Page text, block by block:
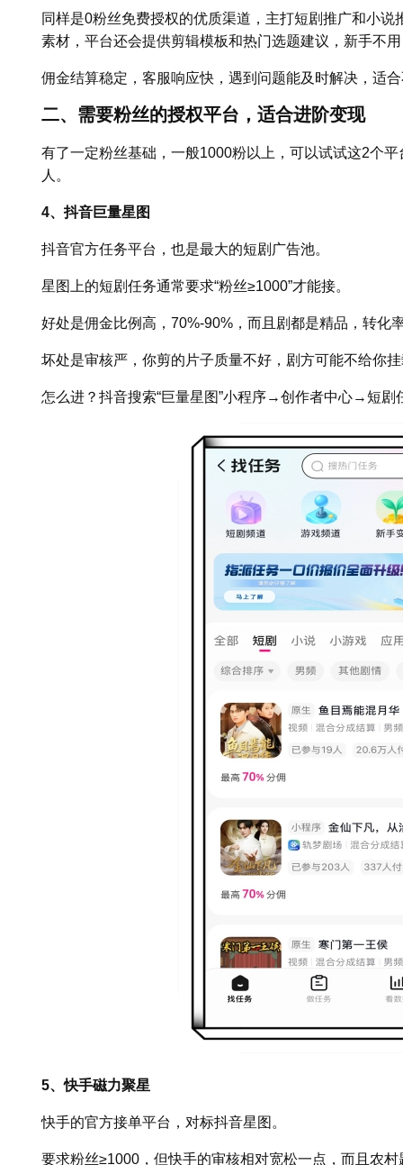
同样是0粉丝免费授权的优质渠道，主打短剧推广和小
素材，平台还会提供剪辑模板和热门选题建议，新手不
佣金结算稳定，客服响应快，遇到问题能及时解决，适
二、需要粉丝的授权平台，适合进阶变现
有了一定粉丝基础，一般1000粉以上，可以试试这2个
人。
4、抖音巨量星图
抖音官方任务平台，也是最大的短剧广告池。
星图上的短剧任务通常要求“粉丝≥1000”才能接。
好处是佣金比例高，70%-90%，而且剧都是精品，转化
坏处是审核严，你剪的片子质量不好，剧方可能不给你
怎么进？抖音搜索“巨量星图”小程序→创作者中心→短剧
5、快手磁力聚星
快手的官方接单平台，对标抖音星图。
要求粉丝≥1000，但快手的审核相对宽松一点，而且农